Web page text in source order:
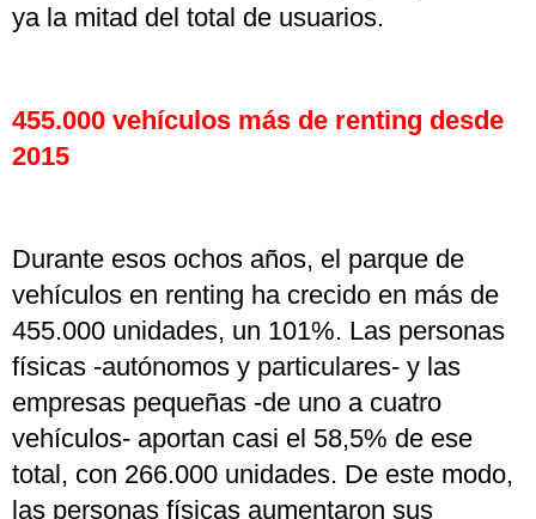
ya la mitad del total de usuarios.
455.000 vehículos más de renting desde
2015
Durante esos ochos años, el parque de
vehículos en renting ha crecido en más de
455.000 unidades, un 101%. Las personas
físicas -autónomos y particulares- y las
empresas pequeñas -de uno a cuatro
vehículos- aportan casi el 58,5% de ese
total, con 266.000 unidades. De este modo,
las personas físicas aumentaron sus